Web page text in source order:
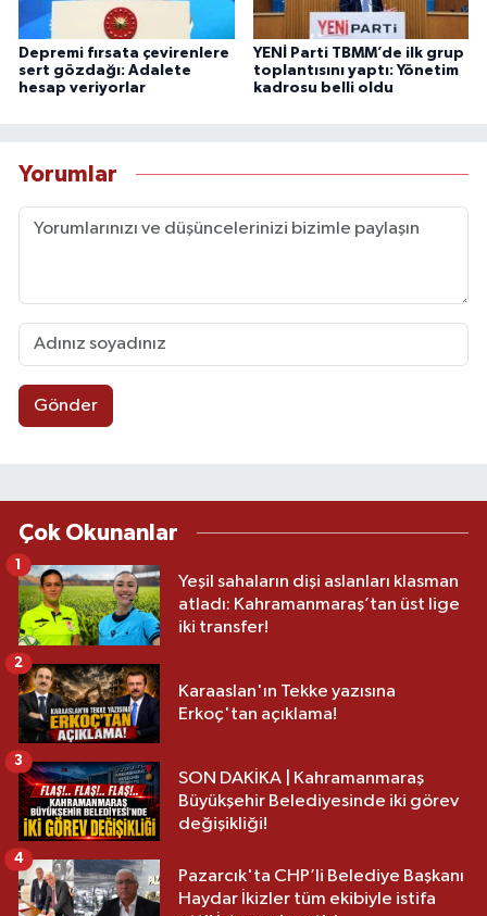
Depremi fırsata çevirenlere
sert gözdağı: Adalete
hesap veriyorlar
YENİ Parti TBMM’de ilk grup
toplantısını yaptı: Yönetim
kadrosu belli oldu
Yorumlar
Gönder
Çok Okunanlar
Yeşil sahaların dişi aslanları klasman
atladı: Kahramanmaraş’tan üst lige
iki transfer!
1
Karaaslan'ın Tekke yazısına
Erkoç'tan açıklama!
2
SON DAKİKA | Kahramanmaraş
Büyükşehir Belediyesinde iki görev
değişikliği!
3
Pazarcık'ta CHP’li Belediye Başkanı
Haydar İkizler tüm ekibiyle istifa
4